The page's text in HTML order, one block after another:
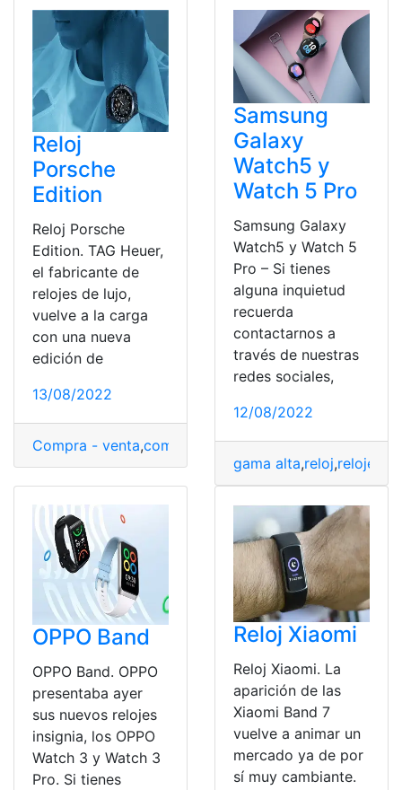
Reloj
Porsche
Edition
Reloj Porsche
Edition. TAG Heuer,
el fabricante de
relojes de lujo,
vuelve a la carga
con una nueva
edición de
13/08/2022
Compra - venta,compra y venta,reloj,reloj inteligente
Samsung
Galaxy
Watch5 y
Watch 5 Pro
Samsung Galaxy
Watch5 y Watch 5
Pro – Si tienes
alguna inquietud
recuerda
contactarnos a
través de nuestras
redes sociales,
12/08/2022
gama alta,reloj,relojes
OPPO Band
OPPO Band. OPPO
presentaba ayer
sus nuevos relojes
insignia, los OPPO
Watch 3 y Watch 3
Pro. Si tienes
Reloj Xiaomi
Reloj Xiaomi. La
aparición de las
Xiaomi Band 7
vuelve a animar un
mercado ya de por
sí muy cambiante.